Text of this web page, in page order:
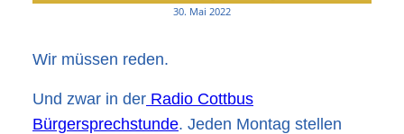
30. Mai 2022
Wir müssen reden.
Und zwar in der Radio Cottbus
Bürgersprechstunde. Jeden Montag stellen